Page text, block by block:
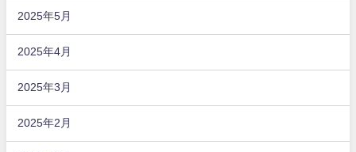
2025年5月
2025年4月
2025年3月
2025年2月